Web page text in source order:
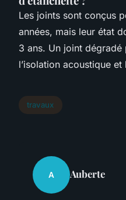
Les joints sont conçus
années, mais leur état
3 ans. Un joint
l’isolation acoustique et
travaux
A Auberte